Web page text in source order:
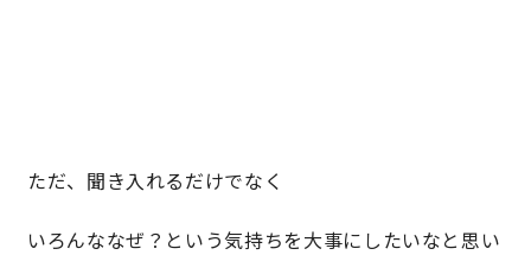
ただ、聞き入れるだけでなく
いろんななぜ？という気持ちを大事にしたいなと思い